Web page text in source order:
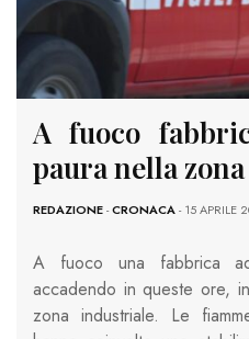
A fuoco
paura nella
REDAZIONE-CRONACA- 15 APRILE
A fuoco una fabbrica
accadendo in queste ore,
zona industriale. Le